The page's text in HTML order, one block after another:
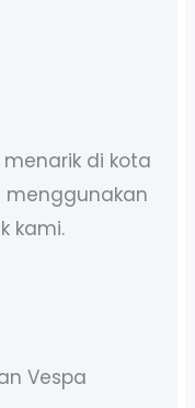
di kota
menggunakan
kami.
Vespa